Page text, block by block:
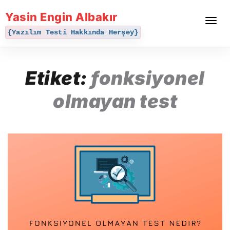
Toggle
Yasin Engin Albakır
{Yazılım Testi Hakkında Herşey}
Etiket: fonksiyonel
olmayan test